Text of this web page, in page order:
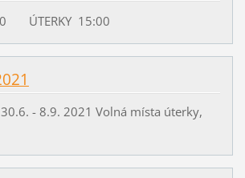
ÚTERKY 15:00
- 8.9. 2021 Volná místa úterky,